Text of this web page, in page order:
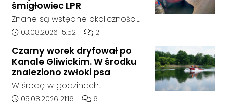
zjechał z drogi i uderzył w
sygnalizator świetlny.
śmigłowiec LPR
Znane są wstępne okoliczności
zdarzenia drogowego, do
14:30 na drodze wojewódzkiej nr
408 pomiędzy Starym Koźlem a
Bierawą.
Data dodania artykułu:
03.08.2026 15:52 Liczba komentarzy artykułu:
2
Czarny worek dryfował po
Kanale Gliwickim. W środku
znaleziono zwłoki psa
W środę w godzinach
popołudniowych służby zostały
Data dodania artykułu:
05.08.2026 21:16 Liczba komentarzy artykułu:
6